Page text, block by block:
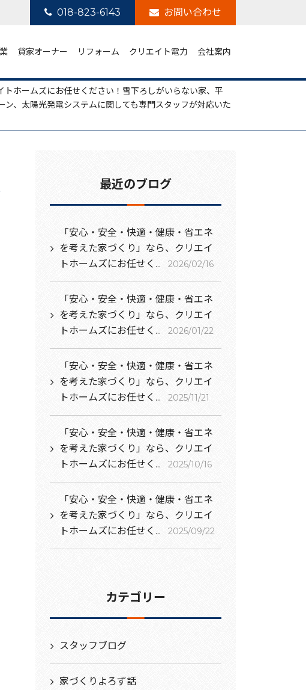
018-823-6143 お問い合わせ
貸家オーナー リフォーム クリエイト電力 会社案内
ホームズにお任せください！雪下ろしがいらない家、平
、太陽光発電システムに関しても専門スタッフが対応いた
最近のブログ
「安心・安全・快適・健康・省エネ
を考えた家づくり」なら、クリエイ
トホームズにお任せく...
2026/02/16
「安心・安全・快適・健康・省エネ
を考えた家づくり」なら、クリエイ
トホームズにお任せく...
2026/01/22
「安心・安全・快適・健康・省エネ
を考えた家づくり」なら、クリエイ
トホームズにお任せく...
2025/11/21
「安心・安全・快適・健康・省エネ
を考えた家づくり」なら、クリエイ
トホームズにお任せく...
2025/10/16
「安心・安全・快適・健康・省エネ
を考えた家づくり」なら、クリエイ
トホームズにお任せく...
2025/09/22
カテゴリー
スタッフブログ
家づくりよろず話